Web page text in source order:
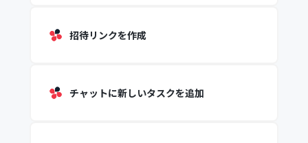
招待リンクを作成
チャットに新しいタスクを追加